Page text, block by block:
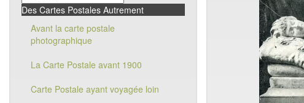
Des Cartes Postales Autrement
Avant la carte postale
photographique
La Carte Postale avant 1900
Carte Postale ayant voyagée loin